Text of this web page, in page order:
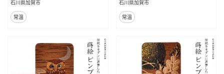
石川県加賀市
常温
石川県加賀市
常温